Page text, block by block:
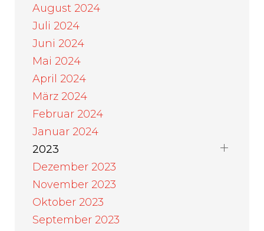
August 2024
Juli 2024
Juni 2024
Mai 2024
April 2024
März 2024
Februar 2024
Januar 2024
2023
Dezember 2023
November 2023
Oktober 2023
September 2023